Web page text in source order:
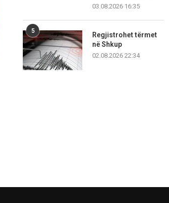
Hapet një tjetër segment i
03.08.2026 16:35
5
Regjistrohet tërmet
në Shkup
02.08.2026 22:34